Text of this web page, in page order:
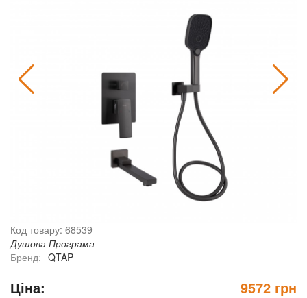
Код товару: 68539
Душова Програма
Бренд: QTAP
Ціна: 9572 грн